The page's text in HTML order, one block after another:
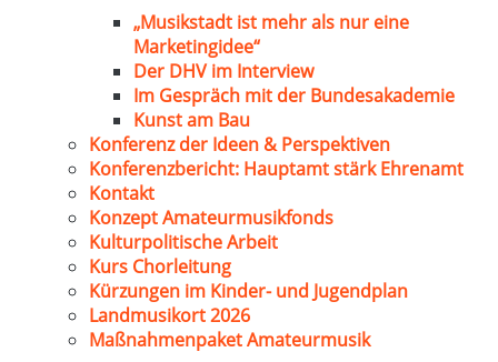
„Musikstadt ist mehr als nur eine
Marketingidee“
Der DHV im Interview
Im Gespräch mit der Bundesakademie
Kunst am Bau
Konferenz der Ideen & Perspektiven
Konferenzbericht: Hauptamt stärk Ehrenamt
Kontakt
Konzept Amateurmusikfonds
Kulturpolitische Arbeit
Kurs Chorleitung
Kürzungen im Kinder- und Jugendplan
Landmusikort 2026
Maßnahmenpaket Amateurmusik